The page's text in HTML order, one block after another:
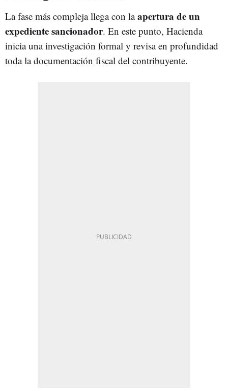
La fase más compleja llega con laapertura de un
expediente sancionador. En este punto, Hacienda
inicia una investigación formal y revisa en profundidad
toda la documentación fiscal del contribuyente.